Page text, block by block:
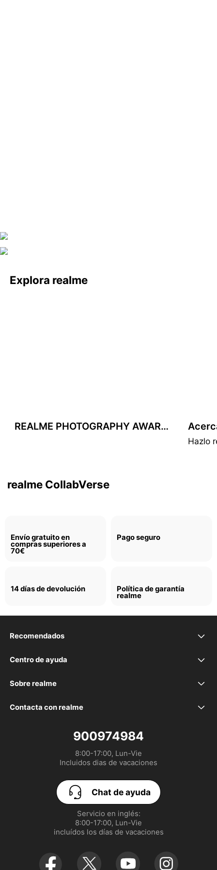
Explora realme
REALME PHOTOGRAPHY AWARDS
Hazlo
realme CollabVerse
realme y Matteo Menotto
Envío gratuito en
compras superiores a
70€
Pago seguro
14 días de devolución Política de garantía
realme
Recomendados
realme P4 Lite
realme P4x
realme 16 5G
realme GT 8 Pro
realme Note 70T
Centro de ayuda
Preguntas frecuentes
Declaración de la EU
Configurar las Cookies
EU Digital Services Act
Sobre realme
Nuestra marca
Política de garantía realme
Contacta con realme
900974984
8:00-17:00, Lun-Vie
Incluidos dias de vacaciones
Chat de ayuda
Servicio en inglés:
8:00-17:00, Lun-Vie
incluídos los días de vacaciones